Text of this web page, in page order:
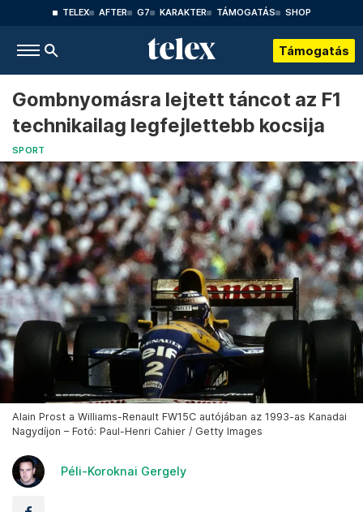
TELEX AFTER G7 KARAKTER TÁMOGATÁS SHOP
Támogatás
Gombnyomásra lejtett táncot az F1
technikailag legfejlettebb kocsija
SPORT
Alain Prost a Williams-Renault FW15C autójában az 1993-as Kanadai
Nagydíjon – Fotó: Paul-Henri Cahier / Getty Images
Péli-Koroknai Gergely